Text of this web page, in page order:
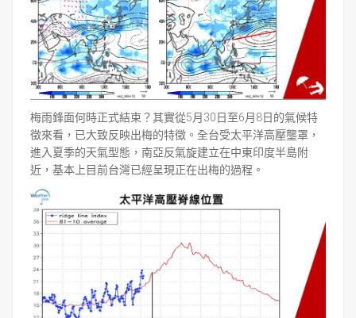
梅雨鋒面何時正式結束？其實從5月30日至6月8日的氣候特
徵來看，已大致反映出梅的特徵。全台受太平洋高壓壟罩，
進入夏季的天氣型態，南亞反氣旋建立在中東印度半島附
近，基本上目前台灣已經呈現正在出梅的過程。